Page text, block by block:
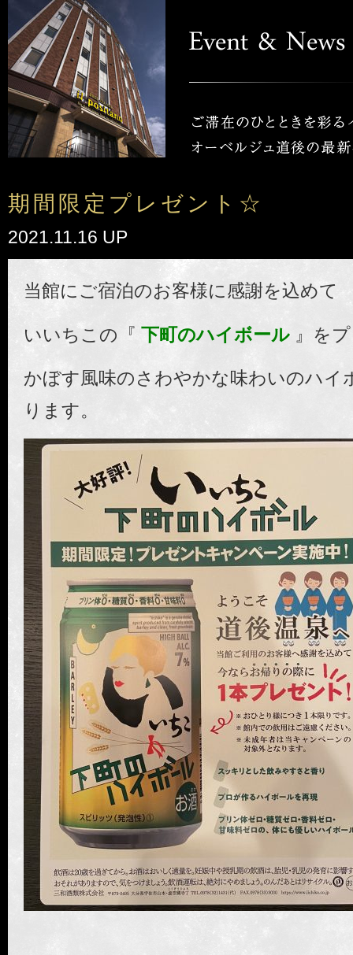
期間限定プレゼント☆
2021.11.16 UP
当館にご宿泊のお客様に感謝を込めて
いいちこの『 下町のハイボール 』を
かぼす風味のさわやかな味わいのハイ
ります。